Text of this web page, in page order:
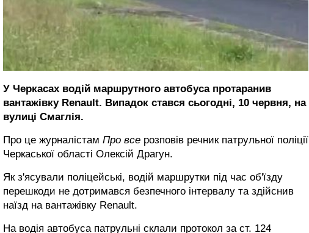
У Черкасах водій маршрутного автобуса протаранив
вантажівку Renault. Випадок стався сьогодні, 10 червня, на
вулиці Смаглія.
Про це журналістам Про все розповів речник патрульної поліції
Черкаської області Олексій Драгун.
Як з'ясували поліцейські, водій маршрутки під час об'їзду
перешкоди не дотримався безпечного інтервалу та здійснив
наїзд на вантажівку Renault.
На водія автобуса патрульні склали протокол за ст. 124